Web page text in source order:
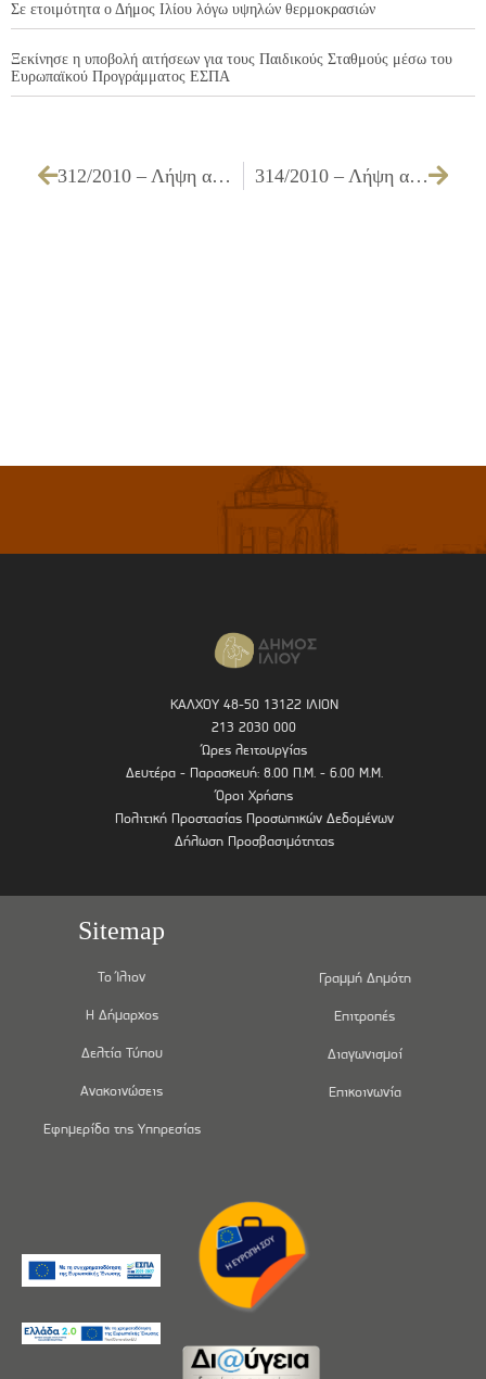
Σε ετοιμότητα ο Δήμος Ιλίου λόγω υψηλών θερμοκρασιών
Ξεκίνησε η υποβολή αιτήσεων για τους Παιδικούς Σταθμούς μέσω του
Ευρωπαϊκού Προγράμματος ΕΣΠΑ
312/2010 – Λήψη απόφασης για σύναψη προγραμματικής σύμβασης μεταξύ Δήμου Ιλίου – ΠΑΙΔΙΚΩΝ & ΒΡΕΦΟΝΗΠΙΑΚΩΝ ΣΤΑΘΜΩΝ ΔΗΜΟΥ ΙΛΙΟΥ – Δ.Ε.Κ.Α. Ιλίου για υλοποίηση προγράμματος στήριξης και λειτουργίας των Βρεφονηπιακών Σταθμών του Δήμου 314/2010 – Λήψη απόφασης αποδοχής ή μη της προτάσεως του από 08/07/2010 πρακτικού της Επιτροπής επίλυσης με συμβιβασμό των φορολογικών διαφορών του Δήμου Ιλίου με τον ΛΟΥΚΑΚΗ ΕΥΑΓΓΕΛΟ του ΙΩΑΝΝΗ
ΚΑΛΧΟΥ 48-50 13122 ΙΛΙΟΝ
213 2030 000
Ώρες λειτουργίας
Δευτέρα - Παρασκευή: 8.00 Π.Μ. - 6.00 Μ.Μ.
Όροι Χρήσης
Πολιτική Προστασίας Προσωπικών Δεδομένων
Δήλωση Προσβασιμότητας
Sitemap
Το Ίλιον
Η Δήμαρχος
Δελτία Τύπου
Ανακοινώσεις
Εφημερίδα της Υπηρεσίας
Γραμμή Δημότη
Επιτροπές
Διαγωνισμοί
Επικοινωνία